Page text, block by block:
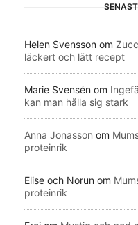
Helen Svensson om
läckert och lätt recept
Marie Svensén om
kan man hålla sig stark
Anna Jonasson om
proteinrik
Elise och Norun om
proteinrik